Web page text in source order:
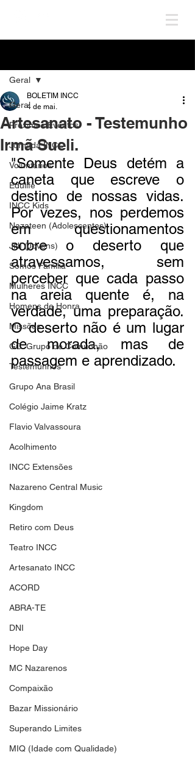
Geral
Próximos Eventos
Jornada INCC
Voluntários
Edulife
INCC Kids
Nazateen (Adolescentes)
JNI (Jovens)
Somos Família
Mulheres INCC
Homens de Honra
Missões
GC: Grupo de Comunhão
Testemunhos
Grupo Ana Brasil
Colégio Jaime Kratz
Flavio Valvassoura
Acolhimento
INCC Extensões
Nazareno Central Music
Kingdom
Retiro com Deus
Teatro INCC
Artesanato INCC
ACORD
ABRA-TE
DNI
Hope Day
MC Nazarenos
Compaixão
Bazar Missionário
Superando Limites
MIQ (Idade com Qualidade)
Geral
Artesanato - Testemunho
Irmã Sueli.
BOLETIM INCC
4 de mai.
"Somente Deus detém a
caneta que escreve o
destino de nossas vidas.
Por vezes, nos perdemos
em questionamentos
sobre o deserto que
atravessamos, sem
perceber que cada passo
na areia quente é, na
verdade, uma preparação.
O deserto não é um lugar
de morada, mas de
passagem e aprendizado.